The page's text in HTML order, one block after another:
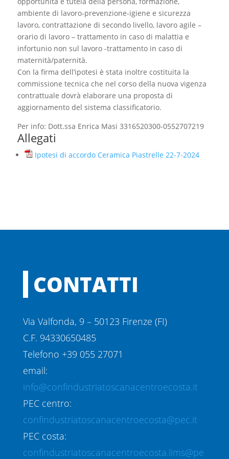
ambiente di lavoro-prevenzione-igiene e sicurezza
lavoro, contrattazione di secondo livello, lavoro agile –
orario di lavoro – trattamento in caso di malattia e
infortunio non sul lavoro -trattamento in caso di
maternità/paternità.
Con la firma dell’ipotesi è stata inoltre costituita la
commissione tecnica che nel corso della nuova vigenza
contrattuale dovrà elaborare una proposta di
aggiornamento del sistema classificatorio.
Per info: Dott.ssa Enrica Masi 3316520300-0552707219
Allegati
Ipotesi di accordo Ceramica Piastrelle 22-7-2024
CONTATTI
Via Valfonda, 9 – 50123 Firenze (FI)
C.F. 94330650485
Telefono +39 055 27071
email:
info@confindustriatoscanacentroecosta.it
PEC centro:
confindustriatoscanacentroecosta@pec.it
PEC costa:
confindustriatoscanacentroecosta.lims@pe